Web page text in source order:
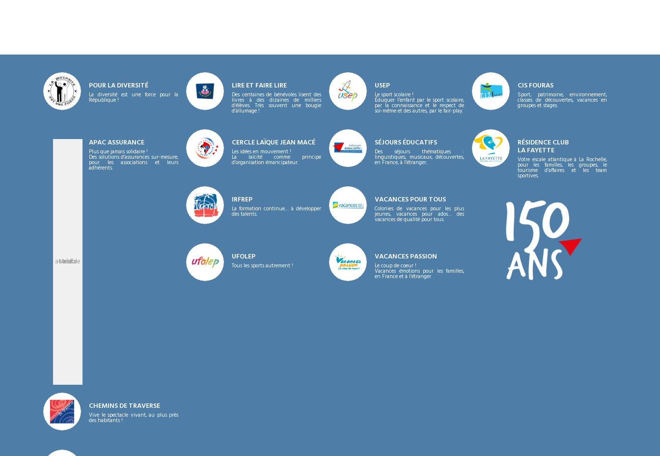
POUR LA DIVERSITÉ
La diversité est une force pour la
République !
Media not available
APAC ASSURANCE
Plus que jamais solidaire !
Des solutions d’assurances sur-mesure,
pour les associations et leurs
adhérents.
CHEMINS DE TRAVERSE
Vive le spectacle vivant, au plus près
des habitants !
LIRE ET FAIRE LIRE
Des centaines de bénévoles lisent des
livres à des dizaines de milliers
d’élèves. Très souvent une bougie
d’allumage !
CERCLE LAÏQUE JEAN MACÉ
Les idées en mouvement !
La laïcité comme principe
d’organisation émancipateur.
IRFREP
La formation continue… à développer
des talents.
UFOLEP
Tous les sports autrement !
USEP
Le sport scolaire !
Éduquer l’enfant par le sport scolaire,
par la connaissance et le respect de
soi-même et des autres, par le fair-play.
SÉJOURS ÉDUCATIFS
Des séjours thématiques :
linguistiques, musicaux, découvertes,
en France, à l’étranger.
VACANCES POUR TOUS
Colonies de vacances pour les plus
jeunes, vacances pour ados… des
vacances de qualité pour tous.
VACANCES PASSION
Le coup de coeur !
Vacances émotions pour les familles,
en France et à l’étranger.
CIS FOURAS
Sport, patrimoine, environnement,
classes de découvertes, vacances en
groupes et stages.
RÉSIDENCE CLUB
LA FAYETTE
Votre escale atlantique à La Rochelle,
pour les familles, les groupes, le
tourisme d’affaires et les team
sportives.